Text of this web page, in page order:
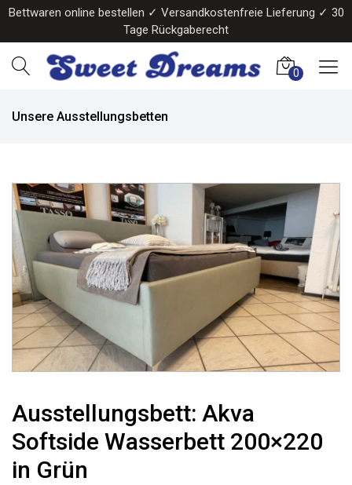
Bettwaren online bestellen ✓ Versandkostenfreie Lieferung ✓ 30
Tage Rückgaberecht
0
Unsere Ausstellungsbetten
Ausstellungsbett: Akva
Softside Wasserbett 200×220
in Grün